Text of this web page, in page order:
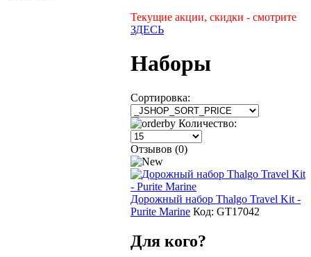
Текущие акции, скидки - смотрите
ЗДЕСЬ
Наборы
Сортировка:
Количество:
Отзывов (0)
Дорожный набор Thalgo Travel Kit -
Purite Marine Код: GТ17042
Для кого?